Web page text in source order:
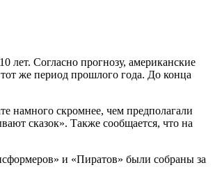
Согласно прогнозу, американские
же период прошлого года. До конца
намного скромнее, чем предполагали
сказок». Также сообщается, что на
и «Пиратов» были собраны за